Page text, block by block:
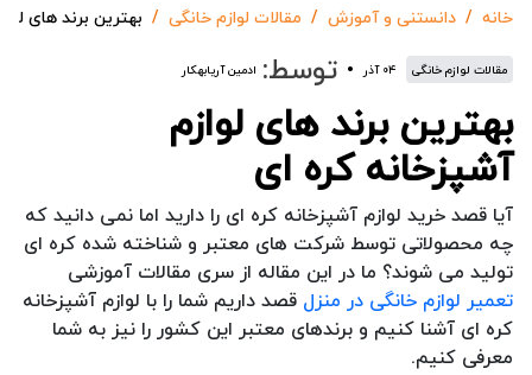
خانه دانستنی و آموزش مقالات لوازم خانگی بهترین برند های
مقالات لوازم خانگی ۰۴ آذر توسط: ادمین آریابهکار
بهترین برند های لوازم
آشپزخانه کره ای
آیا قصد خرید لوازم آشپزخانه کره ای را دارید اما نمی دانید که
چه محصولاتی توسط شرکت های معتبر و شناخته شده کره ای
تولید می شوند؟ ما در این مقاله از سری مقالات آموزشی
تعمیر لوازم خانگی در منزل قصد داریم شما را با لوازم آشپزخانه
کره ای آشنا کنیم و برندهای معتبر این کشور را نیز به شما
معرفی کنیم.